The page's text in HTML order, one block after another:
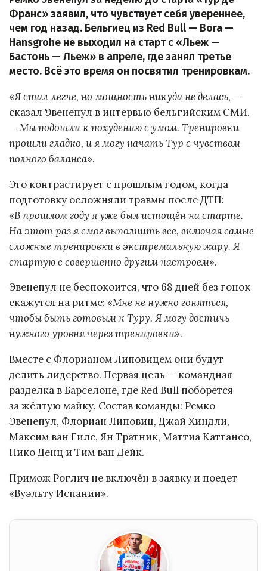
Франс» заявил, что чувствует себя увереннее,
чем год назад. Бельгиец из Red Bull — Bora —
Hansgrohe не выходил на старт с «Льеж —
Бастонь — Льеж» в апреле, где занял третье
место. Всё это время он посвятил тренировкам.
«Я стал легче, но мощность никуда не делась, —
сказал Эвенепул в интервью бельгийским СМИ.
— Мы подошли к похудению с умом. Тренировки
прошли гладко, и я могу начать Тур с чувством
полного баланса».
Это контрастирует с прошлым годом, когда
подготовку осложняли травмы после ДТП:
«В прошлом году я уже был истощён на старте.
На этот раз я смог выполнить все, включая самые
сложные тренировки в экстремальную жару. Я
стартую с совершенно другим настроем».
Эвенепул не беспокоится, что 68 дней без гонок
скажутся на ритме: «Мне не нужно гоняться,
чтобы быть готовым к Туру. Я могу достичь
нужного уровня через тренировки».
Вместе с Флорианом Липовицем они будут
делить лидерство. Первая цель — командная
разделка в Барселоне, где Red Bull поборется
за жёлтую майку. Состав команды: Ремко
Эвенепул, Флориан Липовиц, Джай Хиндли,
Максим ван Гилс, Ян Тратник, Маттиа Каттанео,
Нико Денц и Тим ван Дейк.
Примож Роглич не включён в заявку и поедет
«Вуэльту Испании».